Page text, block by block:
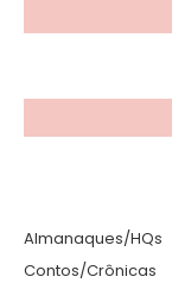
Almanaques/HQs
Contos/Crônicas